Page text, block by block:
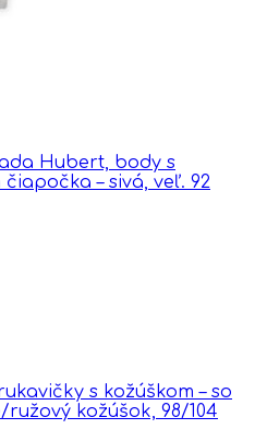
Hubert, body s
– sivá, veľ. 92
s kožúškom – so
ružový kožúšok, 98/104